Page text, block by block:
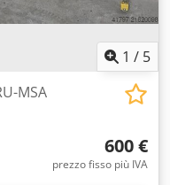
1 / 5
MSA
600 €
prezzo fisso più IVA